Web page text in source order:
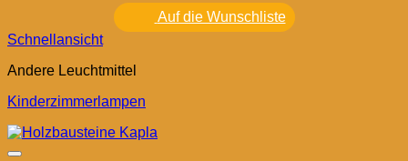
Auf die Wunschliste
Schnellansicht
Andere Leuchtmittel
Kinderzimmerlampen